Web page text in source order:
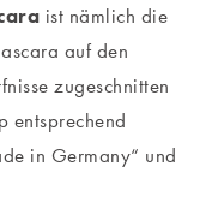
ist nämlich die
auf den
zugeschnitten
entsprechend
in Germany“ und